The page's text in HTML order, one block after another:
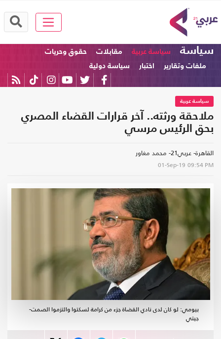
سياسة سياسة عربية مقابلات
حقوق وحريات
ملفات وتقارير
اختبار سياسة دولية
سياسة عربية
ملاحقة ورثته.. آخر قرارات القضاء المصري
بحق الرئيس مرسي
القاهرة- عربي21- محمد مغاور
01-Sep-19 09:54 PM
بيومي: لو كان لدى نادي القضاة جزء من كرامة لسكتوا والتزموا الصمت-
جيتي